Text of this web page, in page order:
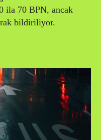
ila 70 BPN, ancak
bildiriliyor.